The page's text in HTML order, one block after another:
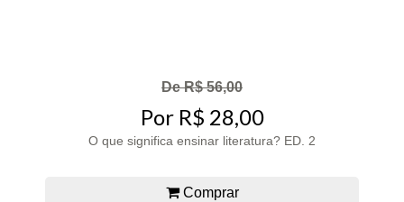
De R$ 56,00
Por R$ 28,00
O que significa ensinar literatura? ED. 2
Comprar